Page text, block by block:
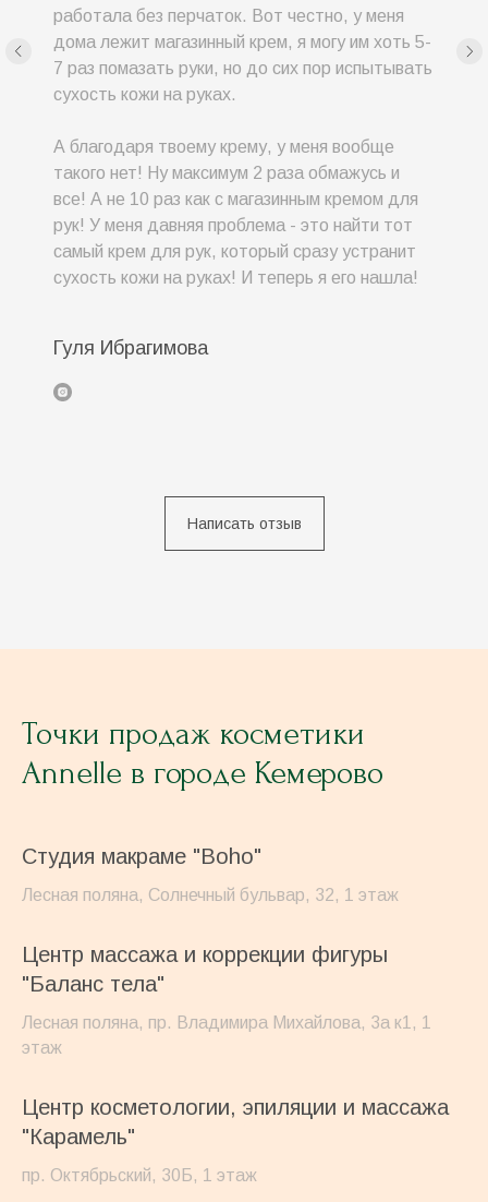
работала без перчаток. Вот честно, у меня
дома лежит магазинный крем, я могу им хоть 5-
7 раз помазать руки, но до сих пор испытывать
сухость кожи на руках.
А благодаря твоему крему, у меня вообще
такого нет! Ну максимум 2 раза обмажусь и
все! А не 10 раз как с магазинным кремом для
рук! У меня давняя проблема - это найти тот
самый крем для рук, который сразу устранит
сухость кожи на руках! И теперь я его нашла!
Гуля Ибрагимова
Написать отзыв
Точки продаж косметики
Annelle в городе Кемерово
Студия макраме "Boho"
Лесная поляна, Солнечный бульвар, 32, 1 этаж
Центр массажа и коррекции фигуры
"Баланс тела"
Лесная поляна, пр. Владимира Михайлова, 3а к1, 1
этаж
Центр косметологии, эпиляции и массажа
"Карамель"
пр. Октябрьский, 30Б, 1 этаж
hello@annelle.ru
ИП Юсупова А.
ИНН 421299749222
ОГРНИП 323420500033012
8 (913) 309-44-01
Политика конфиденциальности
Договор-оферта